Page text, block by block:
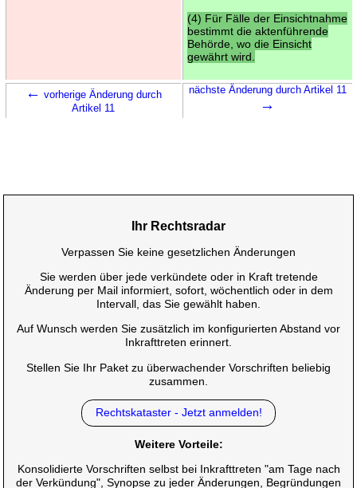
(4) Für Fälle der Einsichtnahme
bestimmt die aktenführende
Behörde, wo die Einsicht
gewährt wird.
← vorherige Änderung durch
Artikel 11
nächste Änderung durch Artikel 11
→
Ihr Rechtsradar
Verpassen Sie keine gesetzlichen Änderungen
Sie werden über jede verkündete oder in Kraft tretende
Änderung per Mail informiert, sofort, wöchentlich oder in dem
Intervall, das Sie gewählt haben.
Auf Wunsch werden Sie zusätzlich im konfigurierten Abstand vor
Inkrafttreten erinnert.
Stellen Sie Ihr Paket zu überwachender Vorschriften beliebig
zusammen.
Rechtskataster - Jetzt anmelden!
Weitere Vorteile:
Konsolidierte Vorschriften selbst bei Inkrafttreten "am Tage nach
der Verkündung", Synopse zu jeder Änderungen, Begründungen